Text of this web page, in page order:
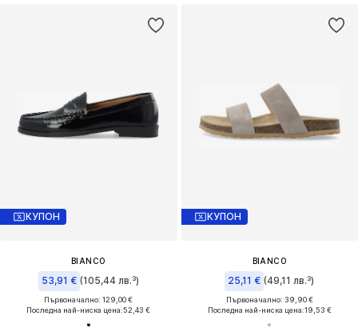
КУПОН
BIANCO
53,91 € (105,44 лв.³)
Първоначално: 129,00 €
Последна най-ниска цена:52,43 €
КУПОН
BIANCO
25,11 € (49,11 лв.³)
Първоначално: 39,90 €
Последна най-ниска цена:19,53 €